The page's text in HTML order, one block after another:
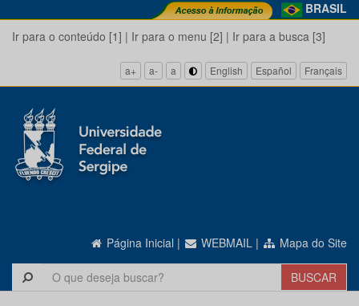
BRASIL
Ir para o conteúdo [1] | Ir para o menu [2] | Ir para a busca [3]
a+ a- a English Español Français
Página Inicial | WEBMAIL | Mapa do Site